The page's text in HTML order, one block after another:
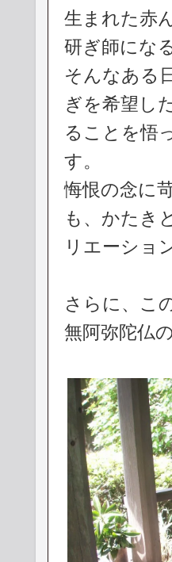
生まれた赤
研ぎ師にな
そんなある
ぎを希望し
ることを悟
す。
悔恨の念に
も、かたき
リエーショ
さらに、こ
無阿弥陀仏